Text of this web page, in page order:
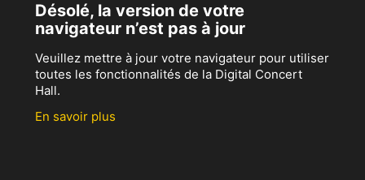
Désolé, la version de votre
navigateur n’est pas à jour
Veuillez mettre à jour votre navigateur pour utiliser
toutes les fonctionnalités de la Digital Concert
Hall.
En savoir plus